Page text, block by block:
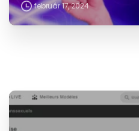
február 17, 2024